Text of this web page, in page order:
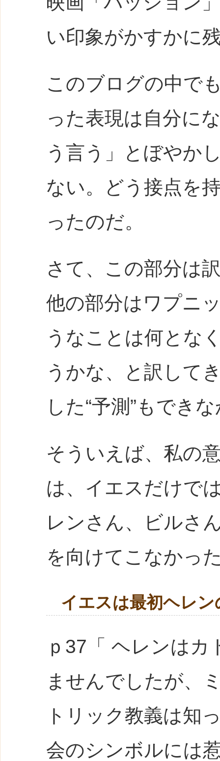
い印象がかすかに
このブログの中で
った表現は自分に
う言う」とぼやか
ない。どう接点を
ったのだ。
さて、この部分は
他の部分はワプニ
うなことは何とな
うかな、と訳して
した“予測”もでき
そういえば、私の
は、イエスだけで
レンさん、ビルさ
を向けてこなかっ
イエスは最初ヘレ
ｐ37「 ヘレンは
ませんでしたが、
トリック教義は知
会のシンボルには